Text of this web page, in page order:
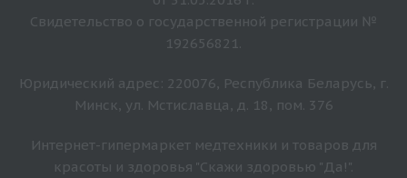
Свидетельство о государственной регистрации №
192656821.
Юридический адрес: 220076, Республика Беларусь, г.
Минск, ул. Мстиславца, д. 18, пом. 376
Интернет-гипермаркет медтехники и товаров для
красоты и здоровья "Скажи здоровью "Да!".